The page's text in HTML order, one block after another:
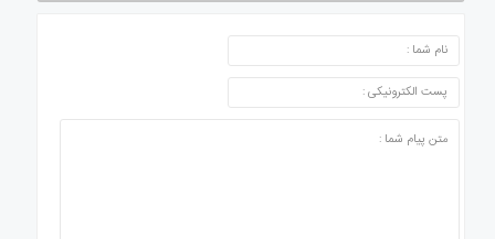
ارسال دیدگاه